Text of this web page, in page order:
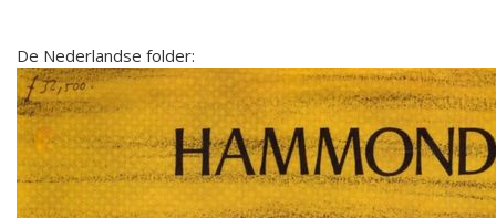
De Nederlandse folder: